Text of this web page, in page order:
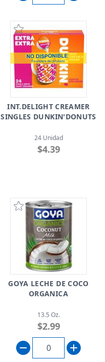
INT.DELIGHT CREAMER
SINGLES DUNKIN'DONUTS
24 Unidad
$4.39
GOYA LECHE DE COCO
ORGANICA
13.5 Oz.
$2.99